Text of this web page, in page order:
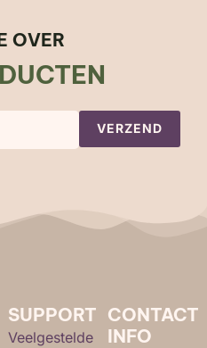
OVER
VERZEND
SUPPORT
Veelgestelde
CONTACT
INFO